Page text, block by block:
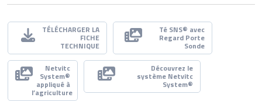
TÉLÉCHARGER LA
FICHE
TECHNIQUE
Té SNS® avec
Regard Porte
Sonde
Netvitc
System®
appliqué à
l’agriculture
Découvrez le
système Netvitc
System®